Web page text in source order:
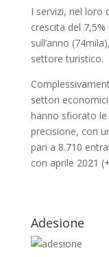
I servizi, nel loro
crescita del
sull’anno
settore turistico.
settori
hanno sfiorato le
precisione, con
pari a 8.710
con aprile 2021
Adesione